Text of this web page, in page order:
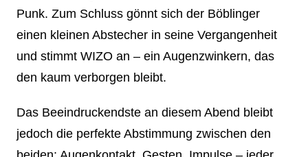
Punk. Zum Schluss gönnt sich der Böblinger
einen kleinen Abstecher in seine Vergangenheit
und stimmt WIZO an – ein Augenzwinkern, das
den kaum verborgen bleibt.
Das Beeindruckendste an diesem Abend bleibt
jedoch die perfekte Abstimmung zwischen den